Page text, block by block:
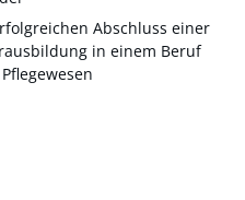
Abschluss einer
in einem Beruf